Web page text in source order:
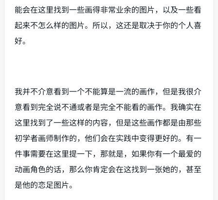
能会在这里找到一些画得非常业余的图片，以及一些看
起来不怎么样的图片。所以，这还是取决于你的个人喜
好。
我并不介意看到一个不能算是一流的画作，但是我很介
意看到完全说不通或者是完全不能看的画作。我确实在
这里找到了一些这样的内容，但是这些画作都是由那些
初学者画师制作的，他们会在实践中变得更好的。有一
件事需要在这里提一下，那就是，如果你有一个最爱的
动画角色的话，那么你肯定会在这找到一张她的，甚至
是他的恋足图片。